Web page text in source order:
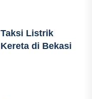
Listrik
di Bekasi